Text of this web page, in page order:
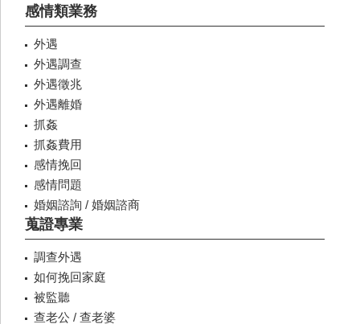
感情類業務
外遇
外遇調查
外遇徵兆
外遇離婚
抓姦
抓姦費用
感情挽回
感情問題
婚姻諮詢 / 婚姻諮商
蒐證專業
調查外遇
如何挽回家庭
被監聽
查老公 / 查老婆